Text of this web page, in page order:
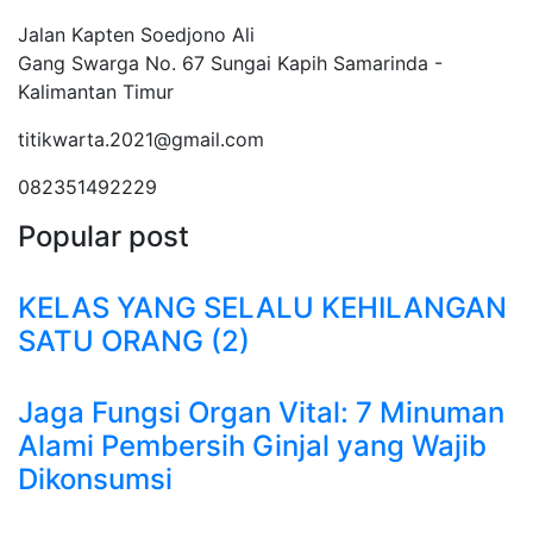
Jalan Kapten Soedjono Ali
Gang Swarga No. 67 Sungai Kapih Samarinda -
Kalimantan Timur
titikwarta.2021@gmail.com
082351492229
Popular post
KELAS YANG SELALU KEHILANGAN
SATU ORANG (2)
Jaga Fungsi Organ Vital: 7 Minuman
Alami Pembersih Ginjal yang Wajib
Dikonsumsi